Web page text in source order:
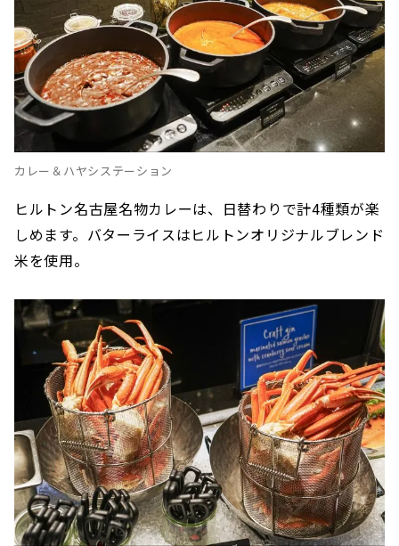
カレー＆ハヤシステーション
ヒルトン名古屋名物カレーは、日替わりで計4種類が楽
しめます。バターライスはヒルトンオリジナルブレンド
米を使用。